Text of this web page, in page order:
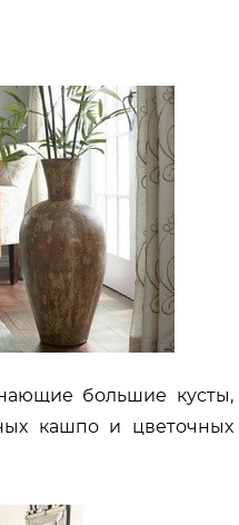
большие кусты,
кашпо и цветочных